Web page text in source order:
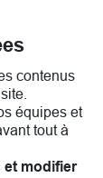
contenus
équipes et
tout à
et modifier